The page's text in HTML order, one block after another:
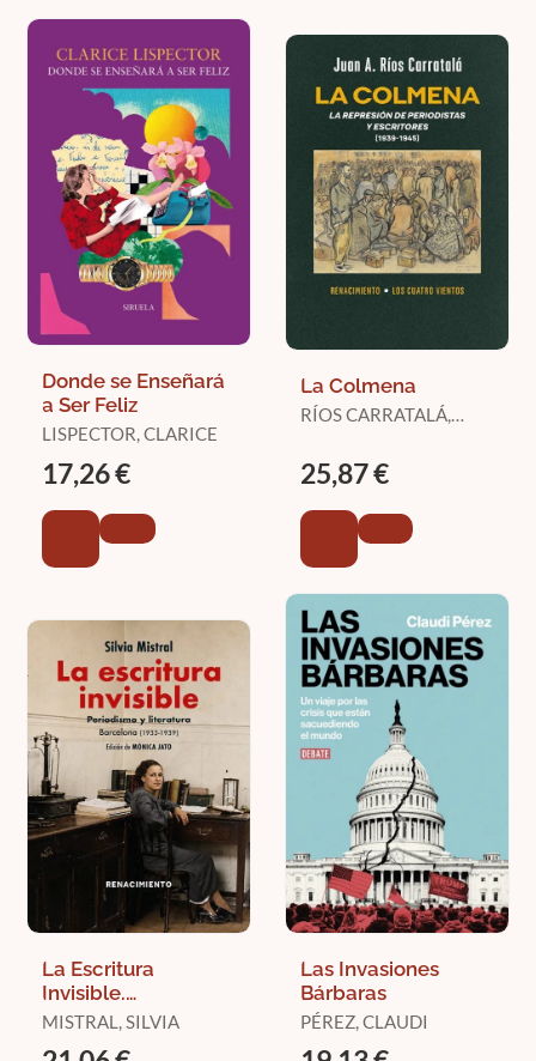
Donde se Enseñará
a Ser Feliz
LISPECTOR, CLARICE
17,26 €
La Colmena
RÍOS CARRATALÁ,
25,87 €
La Escritura
Invisible.
Periodismo y
MISTRAL, SILVIA
Las Invasiones
Bárbaras
PÉREZ, CLAUDI